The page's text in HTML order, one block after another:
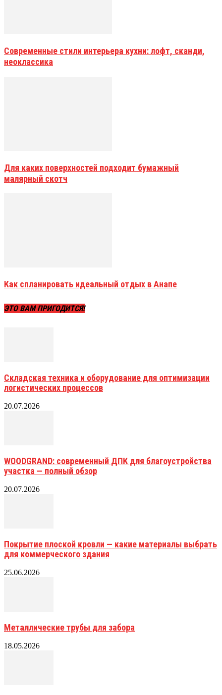
Современные стили интерьера кухни: лофт, сканди,
неоклассика
Для каких поверхностей подходит бумажный
малярный скотч
Как спланировать идеальный отдых в Анапе
ЭТО ВАМ ПРИГОДИТСЯ!
Складская техника и оборудование для оптимизации
логистических процессов
20.07.2026
WOODGRAND: современный ДПК для благоустройства
участка — полный обзор
20.07.2026
Покрытие плоской кровли — какие материалы выбрать
для коммерческого здания
25.06.2026
Металлические трубы для забора
18.05.2026